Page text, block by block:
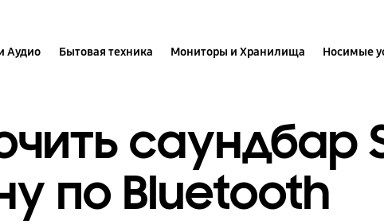
Аудио Бытовая техника Мониторы и Хранилища Носимые
саундбар
по Bluetooth